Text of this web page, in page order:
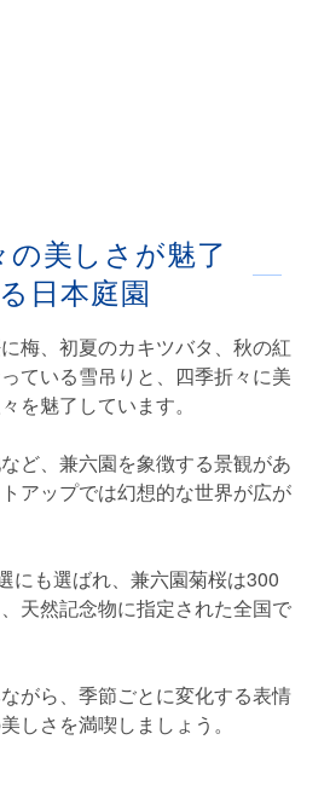
の美しさが魅了
日本庭園
梅、初夏のカキツバタ、秋の紅
ている雪吊りと、四季折々に美
を魅了しています。
ど、兼六園を象徴する景観があ
アップでは幻想的な世界が広が
にも選ばれ、兼六園菊桜は300
天然記念物に指定された全国で
がら、季節ごとに変化する表情
しさを満喫しましょう。